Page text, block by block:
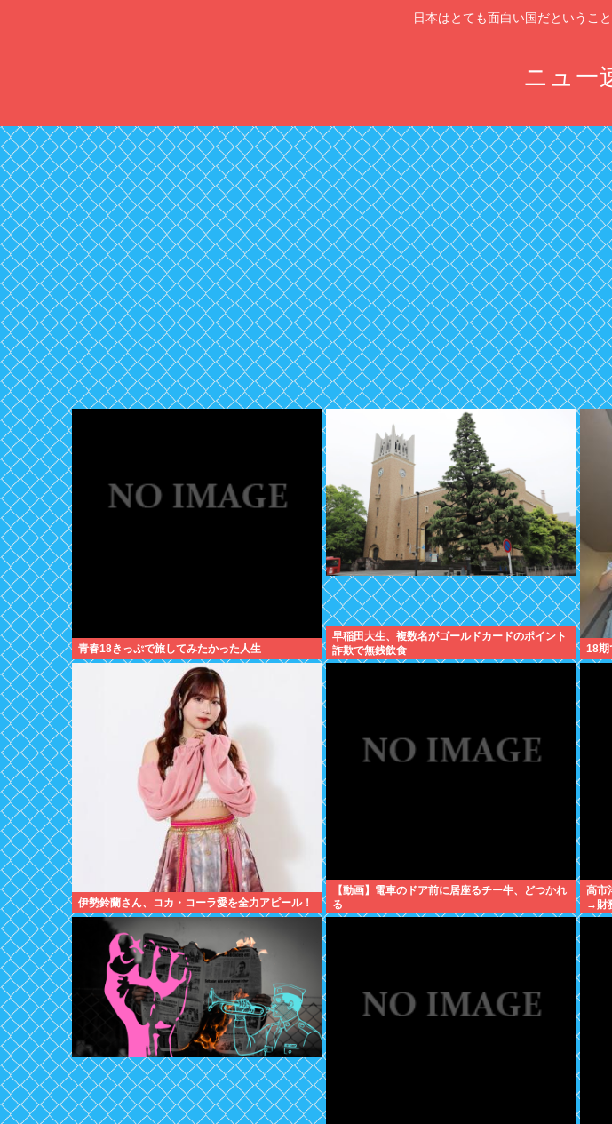
日本はとても面白い国だというこ
ニュー
青春18きっぷで旅してみたかった人生
早稲田大生、複数名がゴールドカードのポイント
詐欺で無銭飲食
18期
伊勢鈴蘭さん、コカ・コーラ愛を全力アピール！
【動画】電車のドア前に居座るチー牛、どつかれ
る
高市
→財